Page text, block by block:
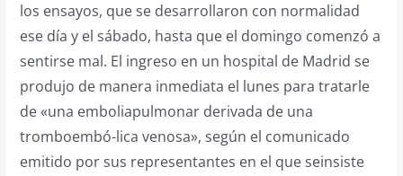
los ensayos, que se desarrollaron con normalidad
ese día y el sábado, hasta que el domingo comenzó a
sentirse mal. El ingreso en un hospital de Madrid se
produjo de manera inmediata el lunes para tratarle
de «una emboliapulmonar derivada de una
tromboembó-lica venosa», según el comunicado
emitido por sus representantes en el que seinsiste